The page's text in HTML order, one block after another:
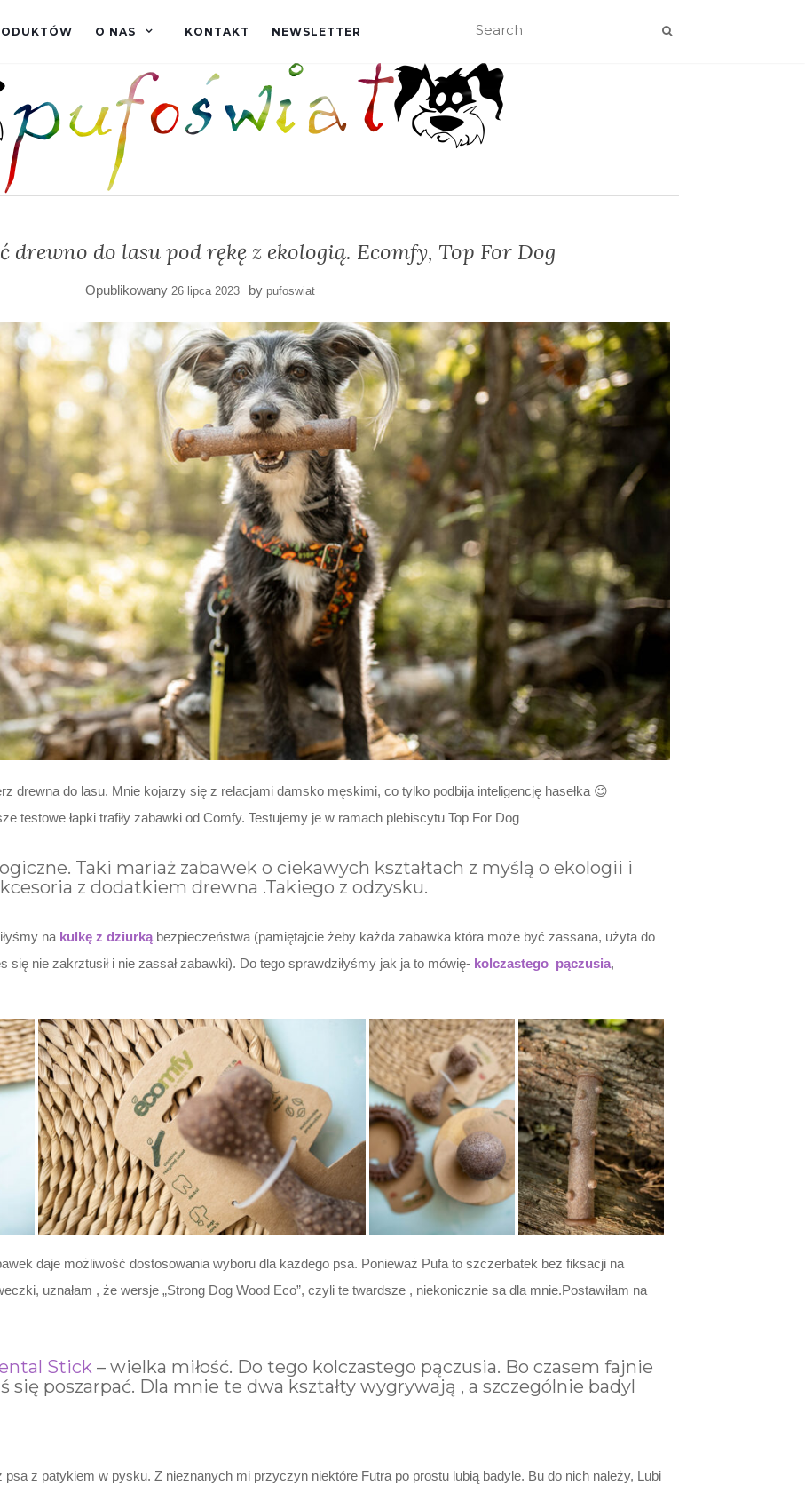
O NAS KONTAKT NEWSLETTER
drewno do lasu pod rękę z ekologią. Ecomfy, Top For Dog
Opublikowany 26 lipca 2023 by pufoswiat
drewna do lasu. Mnie kojarzy się z relacjami damsko męskimi, co tylko podbija inteligencję hasełka 😉
testowe łapki trafiły zabawki od Comfy. Testujemy je w ramach plebiscytu Top For Dog
Taki mariaż zabawek o ciekawych kształtach z myślą o ekologii i
z dodatkiem drewna .Takiego z odzysku.
na kulkę z dziurką bezpieczeństwa (pamiętajcie żeby każda zabawka która może być zassana, użyta do
nie zakrztusił i nie zassał zabawki). Do tego sprawdziłyśmy jak ja to mówię- kolczastego pączusia,
daje możliwość dostosowania wyboru dla kazdego psa. Ponieważ Pufa to szczerbatek bez fiksacji na
uznałam , że wersje „Strong Dog Wood Eco”, czyli te twardsze , niekonicznie sa dla mnie.Postawiłam na
Stick – wielka miłość. Do tego kolczastego pączusia. Bo czasem fajnie
się poszarpać. Dla mnie te dwa kształty wygrywają , a szczególnie badyl
z patykiem w pysku. Z nieznanych mi przyczyn niektóre Futra po prostu lubią badyle. Bu do nich należy, Lubi